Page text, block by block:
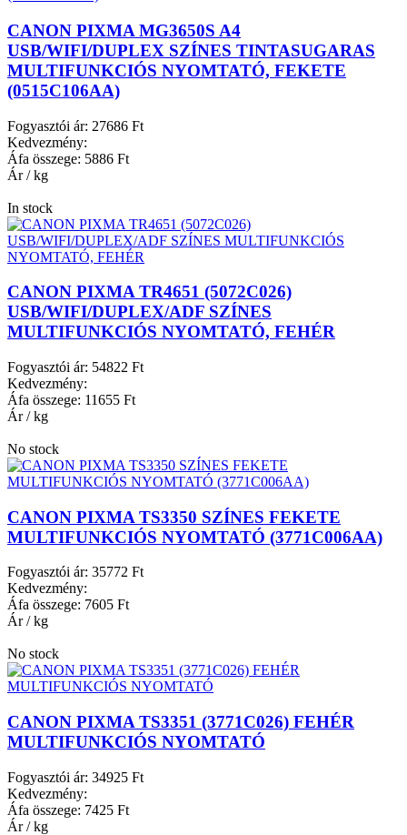
CANON PIXMA MG3650S A4
USB/WIFI/DUPLEX SZÍNES TINTASUGARAS
MULTIFUNKCIÓS NYOMTATÓ, FEKETE
(0515C106AA)
Fogyasztói ár: 27686 Ft
Kedvezmény:
Áfa összege: 5886 Ft
Ár / kg
In stock
CANON PIXMA TR4651 (5072C026)
USB/WIFI/DUPLEX/ADF SZÍNES
MULTIFUNKCIÓS NYOMTATÓ, FEHÉR
Fogyasztói ár: 54822 Ft
Kedvezmény:
Áfa összege: 11655 Ft
Ár / kg
No stock
CANON PIXMA TS3350 SZÍNES FEKETE
MULTIFUNKCIÓS NYOMTATÓ (3771C006AA)
Fogyasztói ár: 35772 Ft
Kedvezmény:
Áfa összege: 7605 Ft
Ár / kg
No stock
CANON PIXMA TS3351 (3771C026) FEHÉR
MULTIFUNKCIÓS NYOMTATÓ
Fogyasztói ár: 34925 Ft
Kedvezmény:
Áfa összege: 7425 Ft
Ár / kg